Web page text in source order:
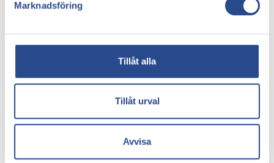
Marknadsföring
Tillåt alla
Tillåt urval
Avvisa
Genom att vidta dessa försiktighetsåtgärder kan en
person minska risken för att åderbråck förvärras och
börjar klia.
Hur behandlas åderbråck som
En person som redan lider av klåda på grund av
åderbråck har troligtvis haft åderbråck under en lång